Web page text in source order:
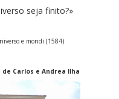
seja finito?»
e mondi (1584)
Carlos e Andrea Ilha